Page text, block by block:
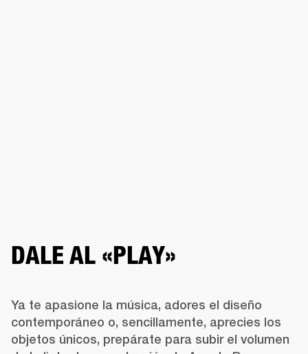
DALE AL «PLAY»
Ya te apasione la música, adores el diseño
contemporáneo o, sencillamente, aprecies los
objetos únicos, prepárate para subir el volumen